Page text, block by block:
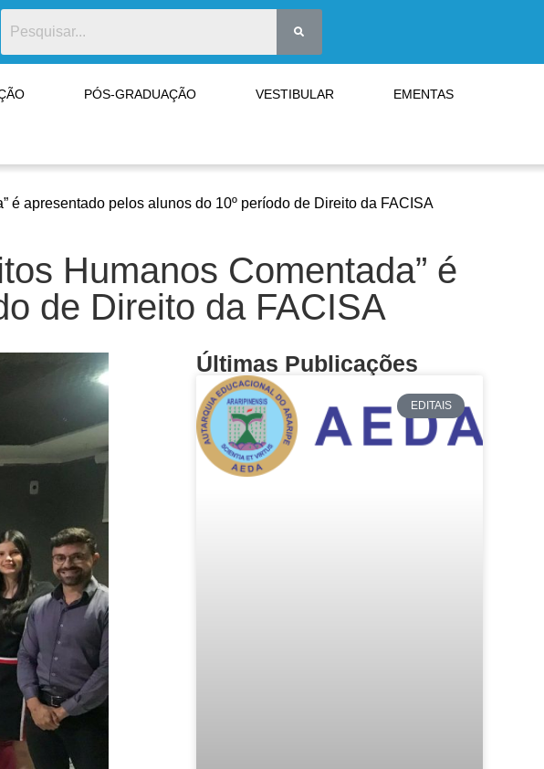
PÓS-GRADUAÇÃO VESTIBULAR EMENTAS
é apresentado pelos alunos do 10º período de Direito da FACISA
Humanos Comentada” é
de Direito da FACISA
Últimas Publicações
EDITAIS